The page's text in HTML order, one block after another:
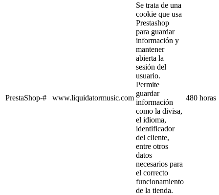
PrestaShop-# www.liquidatormusic.com
Se trata de una
cookie que usa
Prestashop
para guardar
información y
mantener
abierta la
sesión del
usuario.
Permite
guardar
información
como la divisa,
el idioma,
identificador
del cliente,
entre otros
datos
necesarios para
el correcto
funcionamiento
de la tienda.
480 horas